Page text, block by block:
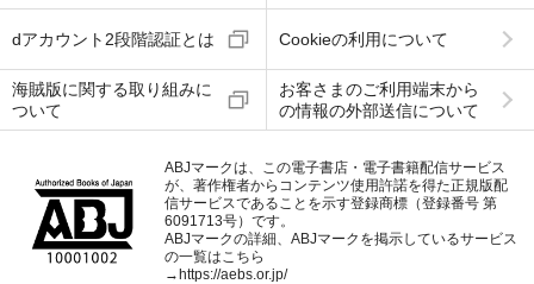
dアカウント2段階認証とは Cookieの利用について
海賊版に関する取り組みに
ついて
お客さまのご利用端末から
の情報の外部送信について
ABJマークは、この電子書店・電子書籍配信サービス
が、著作権者からコンテンツ使用許諾を得た正規版配
信サービスであることを示す登録商標（登録番号 第
6091713号）です。
ABJマークの詳細、ABJマークを掲示しているサービス
の一覧はこちら
→https://aebs.or.jp/